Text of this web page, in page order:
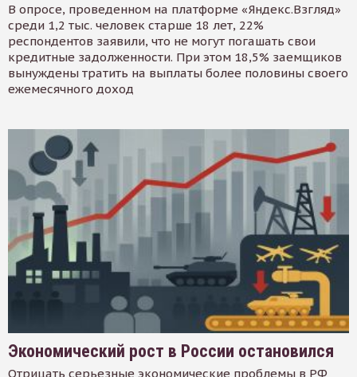
В опросе, проведенном на платформе «Яндекс.Взгляд»
среди 1,2 тыс. человек старше 18 лет, 22%
респондентов заявили, что не могут погашать свои
кредитные задолженности. При этом 18,5% заемщиков
вынуждены тратить на выплаты более половины своего
ежемесячного доход
Экономический рост в России остановился
Отрицать серьезные экономические проблемы в РФ